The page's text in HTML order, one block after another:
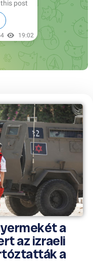
a
az izraeli
a